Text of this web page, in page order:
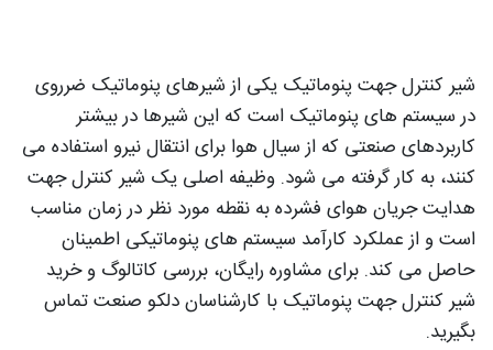
شیر کنترل جهت پنوماتیک یکی از شیرهای پنوماتیک ضرروی
در سیستم های پنوماتیک است که این شیرها در بیشتر
کاربردهای صنعتی که از سیال هوا برای انتقال نیرو استفاده می
کنند، به کار گرفته می شود. وظیفه اصلی یک شیر کنترل جهت
هدایت جریان هوای فشرده به نقطه مورد نظر در زمان مناسب
است و از عملکرد کارآمد سیستم های پنوماتیکی اطمینان
حاصل می کند. برای مشاوره رایگان، بررسی کاتالوگ و خرید
شیر کنترل جهت پنوماتیک با کارشناسان دلکو صنعت تماس
بگیرید.